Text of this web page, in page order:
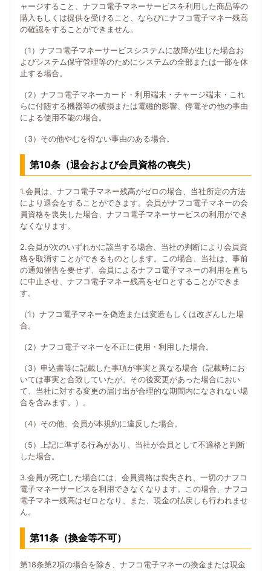
ャージすること、ナフコ電子マネーサービスを利用した商品等の
購入もしくは提供を受けること、ならびにナフコ電子マネー残高
の確認をすることができません。
（1）ナフコ電子マネーサービスシステムに故障が生じた場合お
よびシステム保守管理等のためにシステムの全部または一部を休
止する場合。
（2）ナフコ電子マネーカード・利用端末・チャージ端末・これ
らに付随する機器等の破損または電磁的影響、停電その他の事由
による使用不能の場合。
（3）その他やむを得ない事由のある場合。
第10条（退会および会員資格の喪失）
1.会員は、ナフコ電子マネー残高がゼロの場合、当社所定の方法
により退会をすることができます。会員がナフコ電子マネーの会
員資格を喪失した場合、ナフコ電子マネーサービスの利用ができ
なくなります。
2.会員が次のいずれかに該当する場合、当社の判断により会員資
格を取消すことができるものとします。この場合、当社は、事前
の通知催告を要せず、会員によるナフコ電子マネーの利用を直ち
に中止させ、ナフコ電子マネー残高をゼロとすることができま
す。
（1）ナフコ電子マネーを偽造または変造もしくは改ざんした場
合。
（2）ナフコ電子マネーを不正に使用・利用した場合。
（3）申込書等に記載した事項が事実と異なる場合（記載時にお
いては事実と合致していたが、その後変更があった場合におい
て、当社に対する変更の届け出が合理的な期間内になされない場
合を含みます。）。
（4）その他、会員が本規約に違反した場合。
（5）上記に準ずる行為があり、当社が会員として不適格と判断
した場合。
3.会員が死亡した場合には、会員資格は喪失され、一切のナフコ
電子マネーサービスを利用できなくなります。この場合、ナフコ
電子マネー残高はゼロとなり、また、現金の払戻しも行われませ
ん。
第11条（換金等不可）
第18条第2項の場合を除き、ナフコ電子マネーの換金または現金